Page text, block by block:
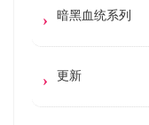
暗黑血统系列
更新